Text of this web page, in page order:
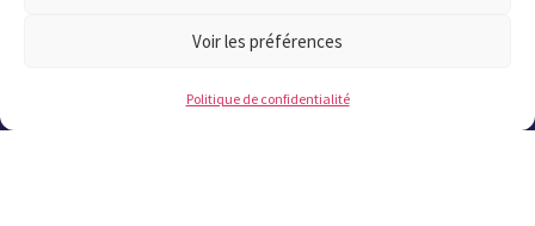
Voir les préférences
Politique de confidentialité
Contact